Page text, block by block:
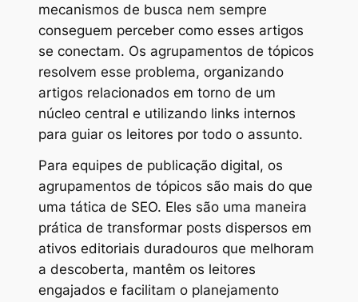
mecanismos de busca nem sempre
conseguem perceber como esses artigos
se conectam. Os agrupamentos de tópicos
resolvem esse problema, organizando
artigos relacionados em torno de um
núcleo central e utilizando links internos
para guiar os leitores por todo o assunto.
Para equipes de publicação digital, os
agrupamentos de tópicos são mais do que
uma tática de SEO. Eles são uma maneira
prática de transformar posts dispersos em
ativos editoriais duradouros que melhoram
a descoberta, mantêm os leitores
engajados e facilitam o planejamento